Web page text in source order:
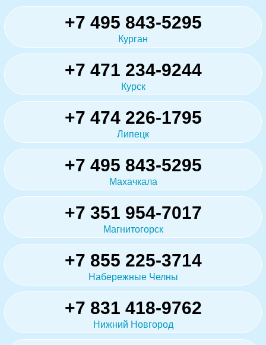
+7 495 843-5295
Курган
+7 471 234-9244
Курск
+7 474 226-1795
Липецк
+7 495 843-5295
Махачкала
+7 351 954-7017
Магнитогорск
+7 855 225-3714
Набережные Челны
+7 831 418-9762
Нижний Новгород